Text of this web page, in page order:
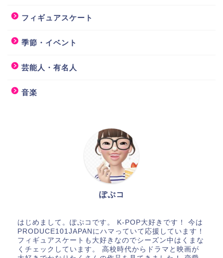
フィギュアスケート
季節・イベント
芸能人・有名人
音楽
ぽぷコ
はじめまして。ぽぷコです。 K-POP大好きです！ 今は
PRODUCE101JAPANにハマっていて応援しています！
フィギュアスケートも大好きなのでシーズン中はくまな
くチェックしています。 高校時代からドラマと映画が